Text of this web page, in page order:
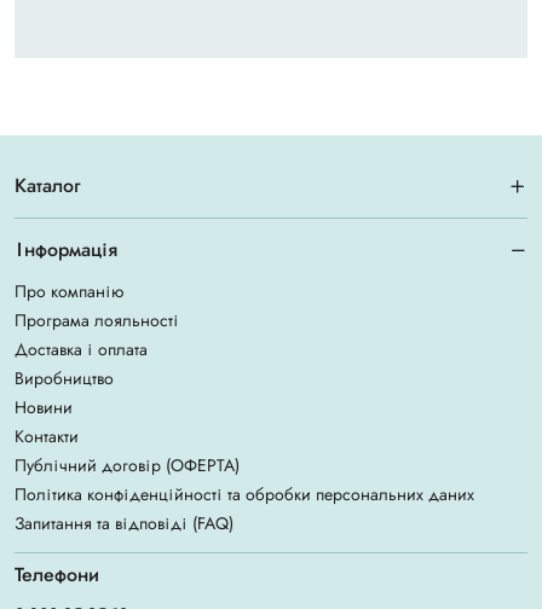
Каталог
Інформація
Про компанію
Програма лояльності
Доставка і оплата
Виробництво
Новини
Контакти
Публічний договір (ОФЕРТА)
Політика конфіденційності та обробки персональних даних
Запитання та відповіді (FAQ)
Телефони